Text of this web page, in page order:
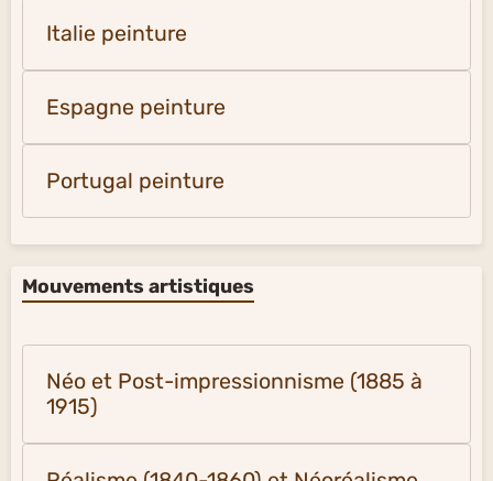
Italie peinture
Espagne peinture
Portugal peinture
Mouvements artistiques
Néo et Post-impressionnisme (1885 à
1915)